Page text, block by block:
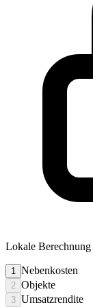
Lokale Berechnung
1 Nebenkosten
2 Objekte
3 Umsatzrendite